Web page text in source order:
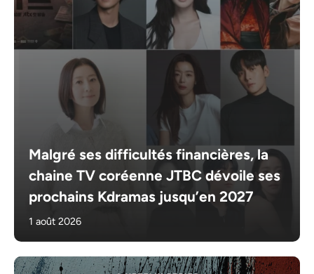
Malgré ses difficultés financières, la
chaine TV coréenne JTBC dévoile ses
prochains Kdramas jusqu’en 2027
1 août 2026